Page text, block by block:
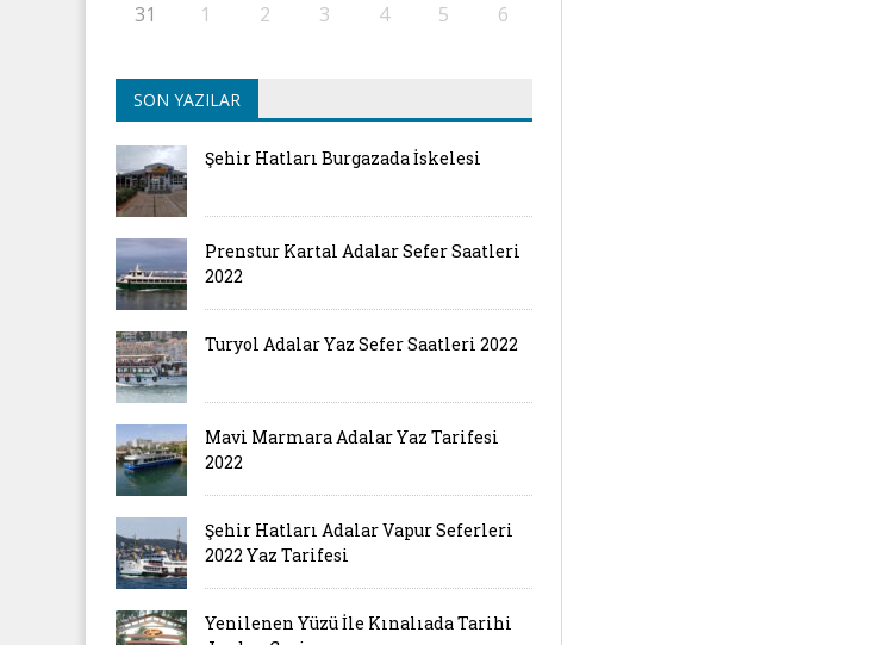
31 1 2 3 4 5 6
SON YAZILAR
Şehir Hatları Burgazada İskelesi
Prenstur Kartal Adalar Sefer Saatleri
2022
Turyol Adalar Yaz Sefer Saatleri 2022
Mavi Marmara Adalar Yaz Tarifesi
2022
Şehir Hatları Adalar Vapur Seferleri
2022 Yaz Tarifesi
Yenilenen Yüzü İle Kınalıada Tarihi